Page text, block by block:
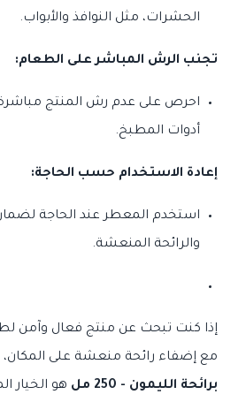
الحشرات، مثل النوافذ والأبواب.
تجنب الرش المباشر على الطعام:
احرص على عدم رش المنتج
أدوات المطبخ.
إعادة الاستخدام حسب الحاجة:
استخدم المعطر عند الحاجة لضمان
والرائحة المنعشة.
إذا كنت تبحث عن منتج فعال وآمن
مع إضفاء رائحة منعشة على المكان،
برائحة الليمون - 250 مل
هو الخيار